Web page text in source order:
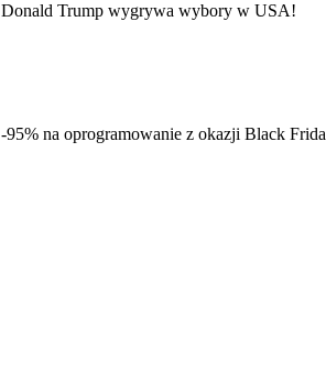
Donald Trump wygrywa wybory w USA!
-95% na oprogramowanie z okazji Black